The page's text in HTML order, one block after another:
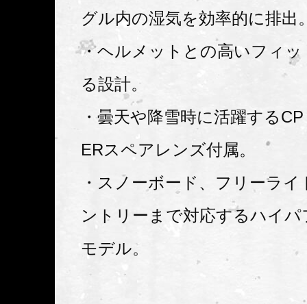
グル内の湿気を効率的に排出
・ヘルメットとの高いフィ
る設計。
・曇天や降雪時に活躍する
ERスペアレンズ付属。
・スノーボード、フリーラ
ントリーまで対応するハイ
モデル。